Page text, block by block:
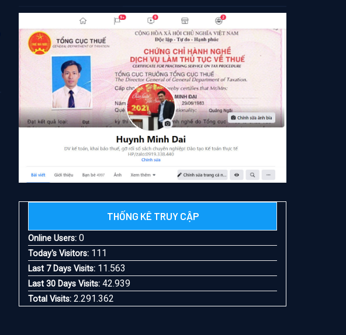
THỐNG KÊ TRUY CẬP
Online Users:0
Today's Visitors: 111
Last 7 Days Visits: 11.563
Last 30 Days Visits:42.939
Total Visits:2.291.362